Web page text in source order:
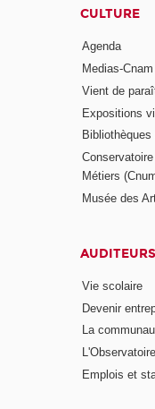
CULTURE
Agenda
Medias-Cnam
Vient de
Expositions
Bibliothèques
Métiers
Musée des
AUDITEURS
Vie scolaire
Devenir
La
Emplois et